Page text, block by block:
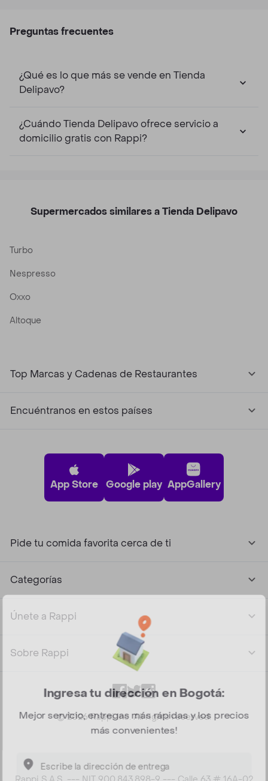
Preguntas frecuentes
¿Qué es lo que más se vende en Tienda
Delipavo?
¿Cuándo Tienda Delipavo ofrece servicio a
domicilio gratis con Rappi?
Supermercados similares a Tienda Delipavo
Turbo
Nespresso
Oxxo
Altoque
Top Marcas y Cadenas de Restaurantes
Encuéntranos en estos países
App Store Google play AppGallery
Pide tu comida favorita cerca de ti
Categorías
Únete a Rappi
Sobre Rappi
Facebook
Twitter
Instagram
©2026Rappi Inc. All rights reserved.
Ingresa tu dirección en Bogotá:
Mejor servicio, entregas más rápidas y los precios
más convenientes!